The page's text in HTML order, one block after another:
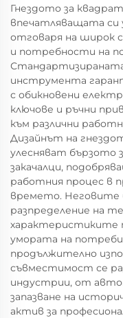
Гнездото за
впечатляващата си
отговаря на широк
и потребности на
инструмента
с обикновени
ключове и ръчни
към различни
Дизайнът на
улесняват бързото
закачалци,
работния процес в
времето. Неговите
разпределение на
характеристиките
умората на
продължително
съвместимост се
индустрии, от
запазване на
актив за